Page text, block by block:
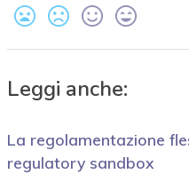
Leggi anche:
La regolamentazione
regulatory sandbox